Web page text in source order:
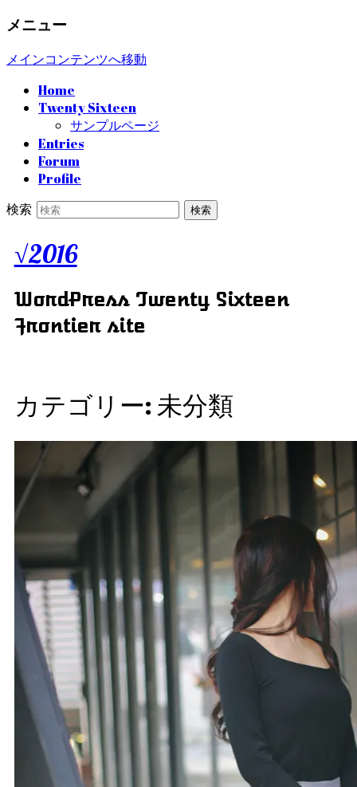
メニュー
メインコンテンツへ移動
Home
Twenty Sixteen
サンプルページ
Entries
Forum
Profile
検索
√2016
WordPress Twenty Sixteen
Frontier site
カテゴリー:未分類